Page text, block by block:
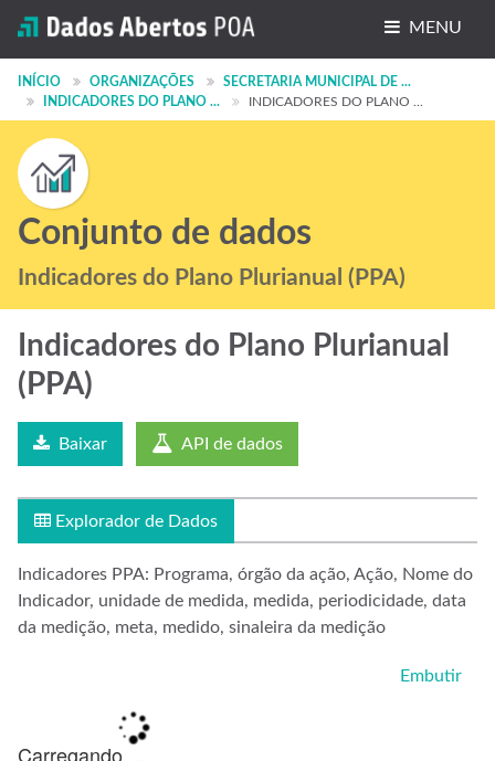
MENU
Conjuntos de dados
Organizações
Grupos
Sobre
INÍCIO ORGANIZAÇÕES
SECRETARIA MUNICIPAL DE ...
INDICADORES DO PLANO ...
INDICADORES DO PLANO ...
Conjunto de dados
Indicadores do Plano Plurianual (PPA)
Indicadores do Plano Plurianual
(PPA)
Baixar API de dados
Explorador de Dados
Indicadores PPA: Programa, órgão da ação, Ação, Nome do
Indicador, unidade de medida, medida, periodicidade, data
da medição, meta, medido, sinaleira da medição
Embutir